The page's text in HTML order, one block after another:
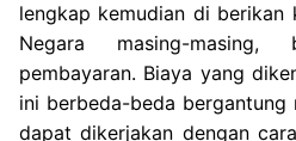
lengkap kemudian di berikan
Negara masing-masing,
pembayaran. Biaya yang
ini berbeda-beda bergantung
dapat dikerjakan dengan